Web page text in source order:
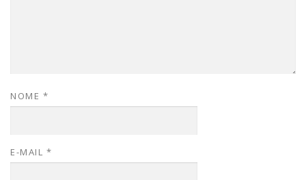
NOME *
E-MAIL *